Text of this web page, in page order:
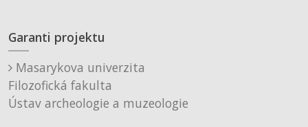
Garanti projektu
Masarykova univerzita
Filozofická fakulta
Ústav archeologie a muzeologie